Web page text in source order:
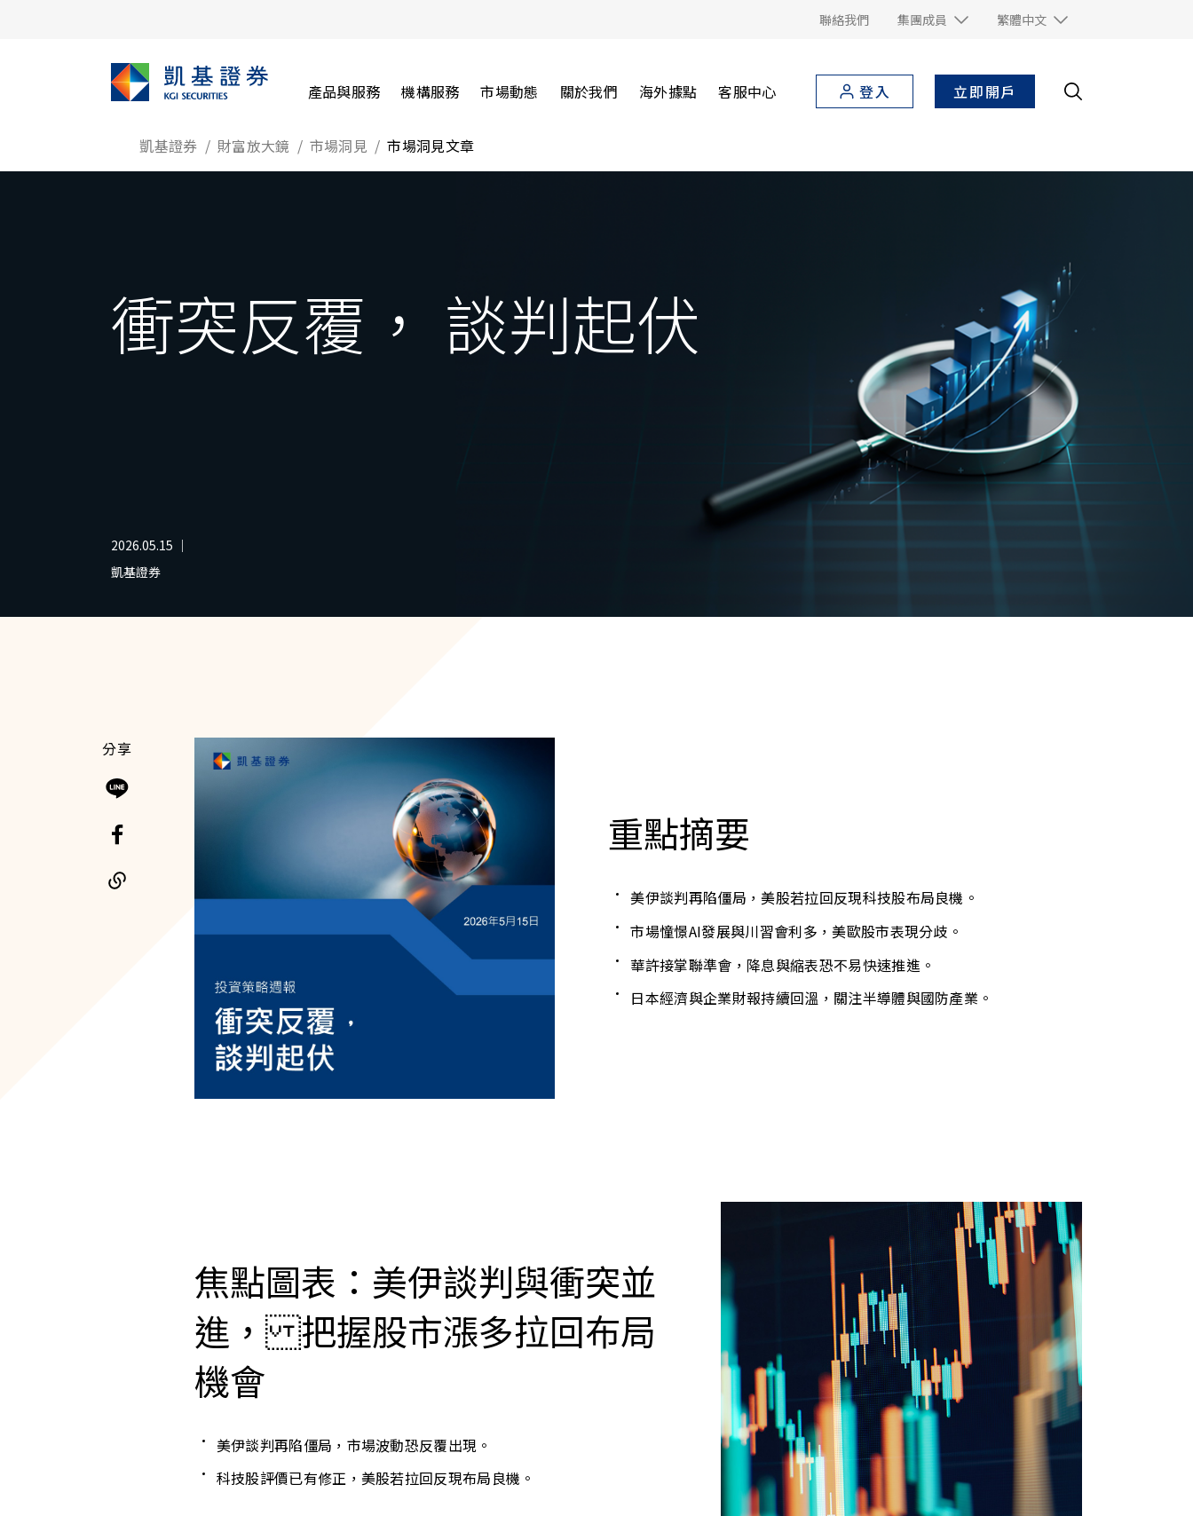
聯絡我們 集團成員 繁體中文
產品與服務 機構服務 市場動態 關於我們 海外據點 客服中心 登入 立即開戶
凱基證券 財富放大鏡 市場洞見 市場洞見文章
衝突反覆， 談判起伏
2026.05.15 ｜
凱基證券
重點摘要
美伊談判再陷僵局，美股若拉回反現科技股布局良機。
市場憧憬AI發展與川習會利多，美歐股市表現分歧。
華許接掌聯準會，降息與縮表恐不易快速推進。
日本經濟與企業財報持續回溫，關注半導體與國防產業。
焦點圖表：美伊談判與衝突並
進， 把握股市漲多拉回布局
機會
美伊談判再陷僵局，市場波動恐反覆出現。
科技股評價已有修正，美股若拉回反現布局良機。
分享